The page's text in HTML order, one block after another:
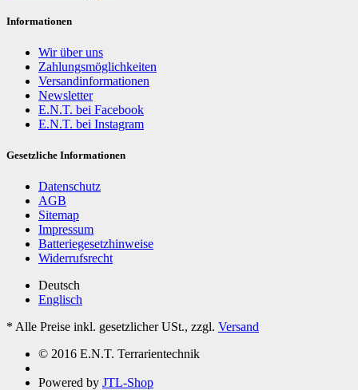
Informationen
Wir über uns
Zahlungsmöglichkeiten
Versandinformationen
Newsletter
E.N.T. bei Facebook
E.N.T. bei Instagram
Gesetzliche Informationen
Datenschutz
AGB
Sitemap
Impressum
Batteriegesetzhinweise
Widerrufsrecht
Deutsch
Englisch
* Alle Preise inkl. gesetzlicher USt., zzgl. Versand
© 2016 E.N.T. Terrarientechnik
Powered by JTL-Shop